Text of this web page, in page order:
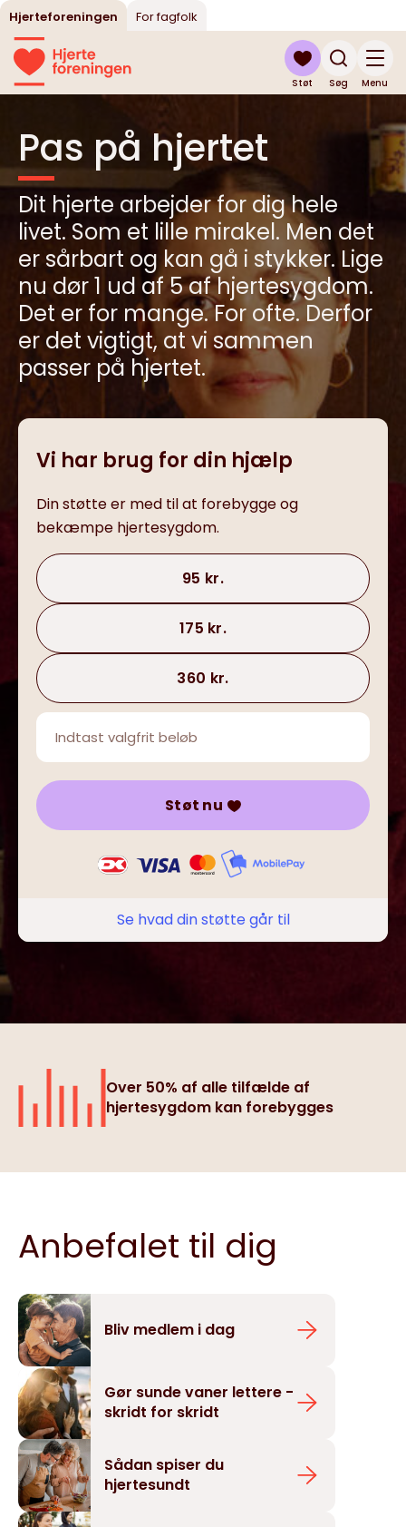
Hjerteforeningen For fagfolk
Søg
Støt Menu
Pas på hjertet
Dit hjerte arbejder for dig hele
livet. Som et lille mirakel. Men det
er sårbart og kan gå i stykker. Lige
nu dør 1 ud af 5 af hjertesygdom.
Det er for mange. For ofte. Derfor
er det vigtigt, at vi sammen
passer på hjertet.
Vi har brug for din hjælp
Din støtte er med til at forebygge og
bekæmpe hjertesygdom.
95 kr.
175 kr.
360 kr.
Støt nu
Se hvad din støtte går til
Over 50% af alle tilfælde af
hjertesygdom kan forebygges
Anbefalet til dig
Bliv medlem i dag
Gør sunde vaner lettere -
skridt for skridt
Sådan spiser du
hjertesundt